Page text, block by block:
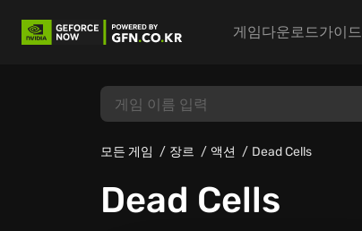
게임다운로드가이드
모든 게임 장르 액션 Dead Cells
Dead Cells